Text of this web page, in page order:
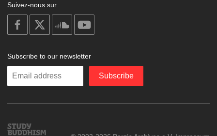
Suivez-nous sur
on
facebook
soundcloud
Subscribe to our newsletter
Enter
Subscribe
Study